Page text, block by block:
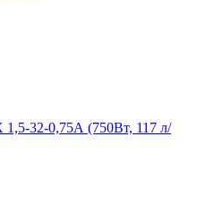
32-0,75А (750Вт, 117 л/